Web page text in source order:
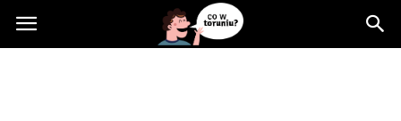
Cowtoruniu.pl